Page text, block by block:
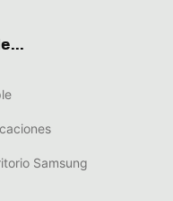
Samsung